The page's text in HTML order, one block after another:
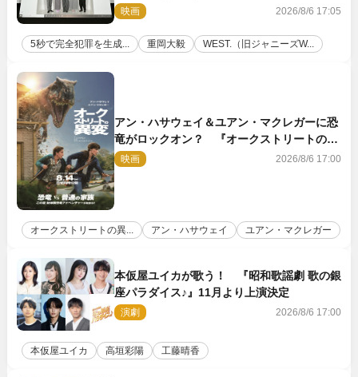
壇！ それぞれのAI活用術も発表
映画 2026/8/6 17:05
5秒で完全犯罪を生成... 重岡大毅 WEST.（旧ジャニーズW...
アン・ハサウェイ＆ユアン・マクレガーに恐
竜がロックオン？ 『オークストリートの異
変』新ビジュアル＆本編映像初解禁
映画 2026/8/6 17:00
オークストリートの異... アン・ハサウェイ ユアン・マクレガー
本仮屋ユイカが歌う！ 『昭和歌謡劇 歌の銀
座パラダイス♪』11月より上演決定
演劇 2026/8/6 17:00
本仮屋ユイカ 高垣彩陽 工藤晴香